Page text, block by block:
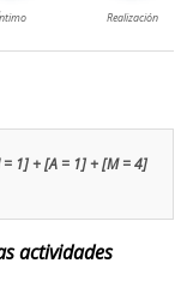
= 1] + [A = 1] + [M = 4]
actividades